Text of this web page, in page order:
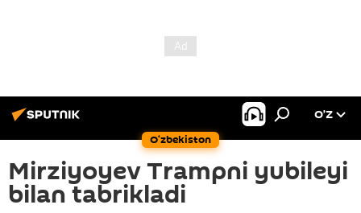
O‘zbekiston
O’Z
Mirziyoyev Trampni yubileyi
bilan tabrikladi